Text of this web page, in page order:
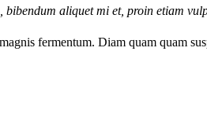
aliquet mi et, proin etiam
fermentum. Diam quam quam